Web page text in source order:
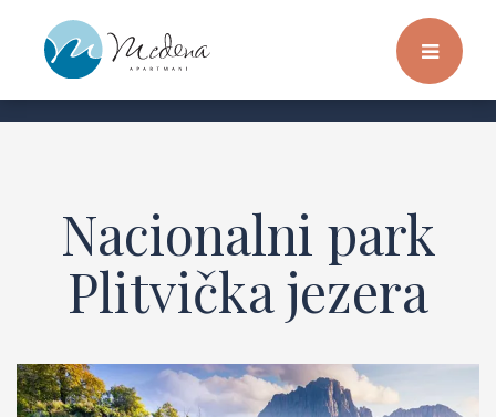
Nacionalni park
Plitvička jezera